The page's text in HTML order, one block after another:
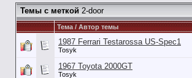
Темы с меткой 2-door
Тема / Автор темы
1987 Ferrari Testarossa US-Spec1
Tosyk
1967 Toyota 2000GT
Tosyk